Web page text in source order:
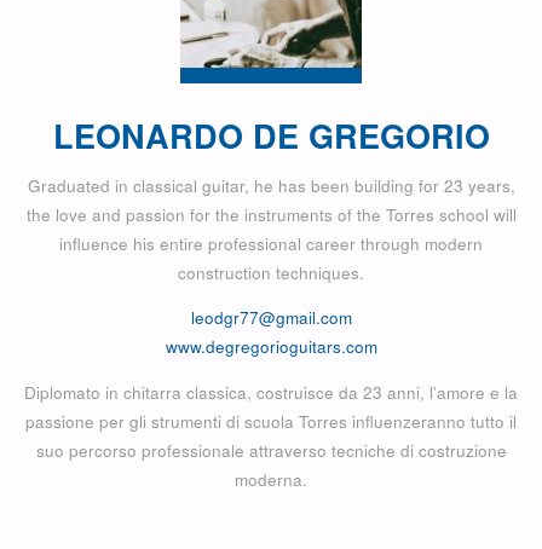
LEONARDO DE GREGORIO
Graduated in classical guitar, he has been building for 23 years,
the love and passion for the instruments of the Torres school will
influence his entire professional career through modern
construction techniques.
leodgr77@gmail.com
www.degregorioguitars.com
Diplomato in chitarra classica, costruisce da 23 anni, l’amore e la
passione per gli strumenti di scuola Torres influenzeranno tutto il
suo percorso professionale attraverso tecniche di costruzione
moderna.